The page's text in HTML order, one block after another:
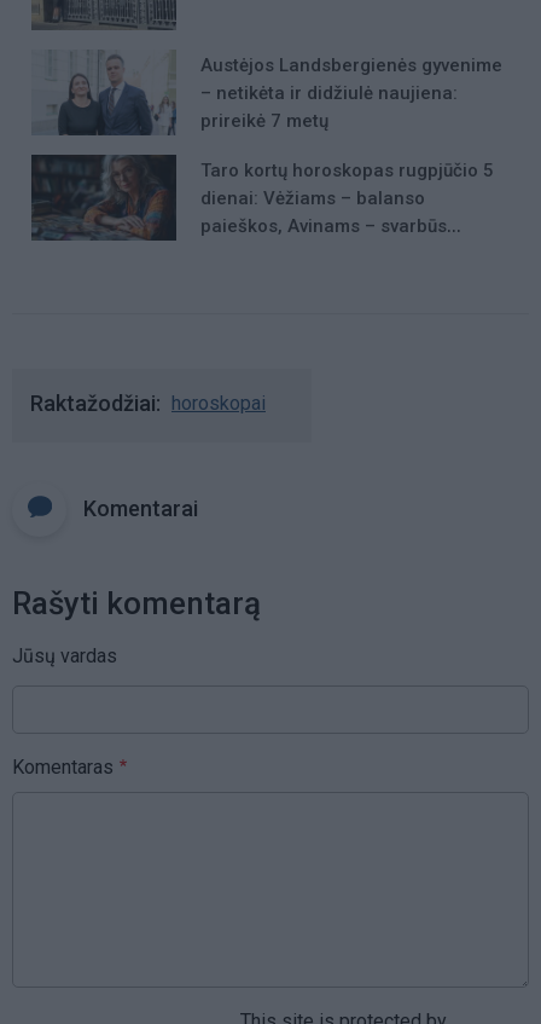
Austėjos Landsbergienės gyvenime
– netikėta ir didžiulė naujiena:
prireikė 7 metų
Taro kortų horoskopas rugpjūčio 5
dienai: Vėžiams – balanso
paieškos, Avinams – svarbūs
Raktažodžiai horoskopai
Komentarai
Rašyti komentarą
Jūsų vardas
Komentaras